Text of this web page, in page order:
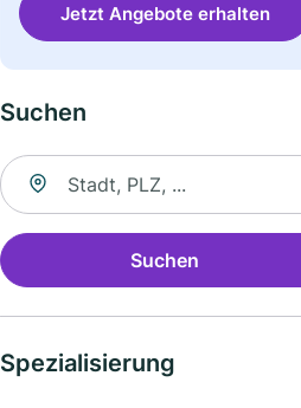
Jetzt Angebote erhalten
Suchen
Suche nach Ort
Suchen
Spezialisierung